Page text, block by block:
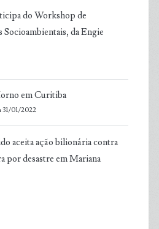
do Workshop de
Socioambientais, da Engie
em Curitiba
31/01/2022
aceita ação bilionária contra
por desastre em Mariana